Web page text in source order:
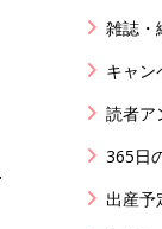
雑誌・
キャン
読者ア
365日
出産予